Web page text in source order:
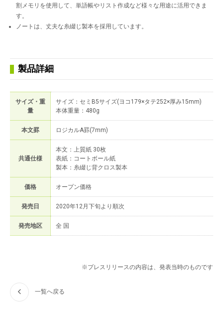
割メモリを使用して、単語帳やリスト作成など様々な用途に活用できま
す。
ノートは、丈夫な糸綴じ製本を採用しています。
製品詳細
サイズ・重
量
サイズ：セミB5サイズ(ヨコ179×タテ252×厚み15mm)
本体重量：480g
本文罫 ロジカルA罫(7mm)
共通仕様
本文：上質紙 30枚
表紙：コートボール紙
製本：糸綴じ背クロス製本
価格 オープン価格
発売日 2020年12月下旬より順次
発売地区 全 国
※プレスリリースの内容は、発表当時のものです
一覧へ戻る